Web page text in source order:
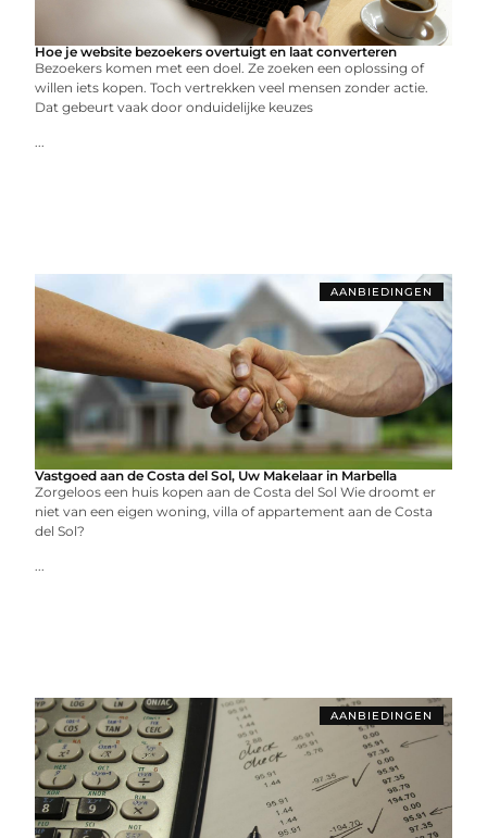
Hoe je website bezoekers overtuigt en laat converteren
Bezoekers komen met een doel. Ze zoeken een oplossing of
willen iets kopen. Toch vertrekken veel mensen zonder actie.
Dat gebeurt vaak door onduidelijke keuzes
...
AANBIEDINGEN
Vastgoed aan de Costa del Sol, Uw Makelaar in Marbella
Zorgeloos een huis kopen aan de Costa del Sol Wie droomt er
niet van een eigen woning, villa of appartement aan de Costa
del Sol?
...
AANBIEDINGEN